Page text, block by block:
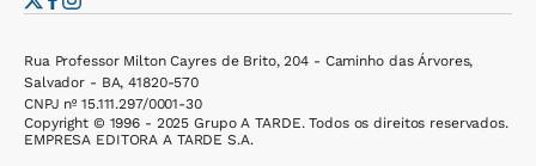
Rua Professor Milton Cayres de Brito, 204 - Caminho das Árvores,
Salvador - BA, 41820-570
CNPJ nº 15.111.297/0001-30
Copyright © 1996 - 2025 Grupo A TARDE. Todos os direitos reservados.
EMPRESA EDITORA A TARDE S.A.